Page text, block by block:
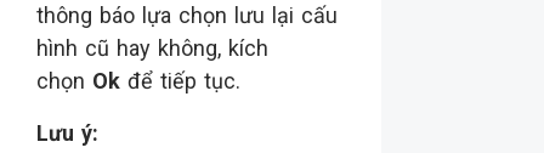
thông báo lựa chọn lưu lại cấu
hình cũ hay không, kích
chọn Ok để tiếp tục.
Lưu ý: